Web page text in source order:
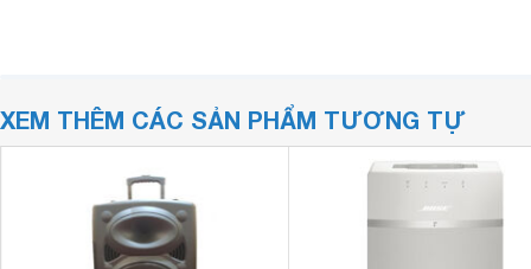
XEM THÊM CÁC SẢN PHẨM TƯƠNG TỰ